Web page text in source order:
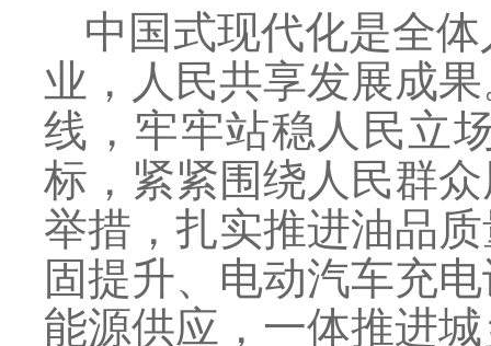
中国式现代化是全
业，人民共享发展成
线，牢牢站稳人民立
标，紧紧围绕人民群
举措，扎实推进油品
固提升、电动汽车充
能源供应，一体推进